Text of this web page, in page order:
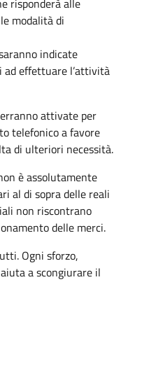
modalità di
indicate
ad effettuare l’attività
attivate per
telefonico a favore
di ulteriori necessità.
è assolutamente
al di sopra delle reali
non riscontrano
delle merci.
Ogni sforzo,
a scongiurare il